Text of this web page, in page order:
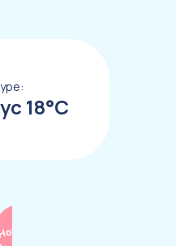
18°С